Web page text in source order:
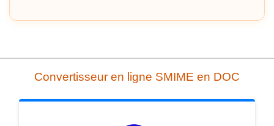
Convertisseur en ligne SMIME en DOC